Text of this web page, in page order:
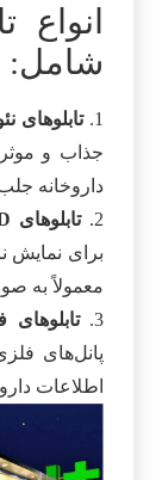
انواع
شامل:
1. تابلوهای
جذاب و
داروخانه
2.
تابلوهای LED
برای نمایش
معمولاً به
3.
تابلوهای
پانل‌های
اطلاعات